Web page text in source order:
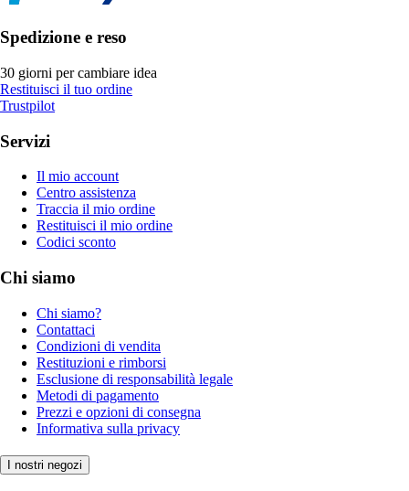
Spedizione e reso
30 giorni per cambiare idea
Restituisci il tuo ordine
Trustpilot
Servizi
Il mio account
Centro assistenza
Traccia il mio ordine
Restituisci il mio ordine
Codici sconto
Chi siamo
Chi siamo?
Contattaci
Condizioni di vendita
Restituzioni e rimborsi
Esclusione di responsabilità legale
Metodi di pagamento
Prezzi e opzioni di consegna
Informativa sulla privacy
I nostri negozi